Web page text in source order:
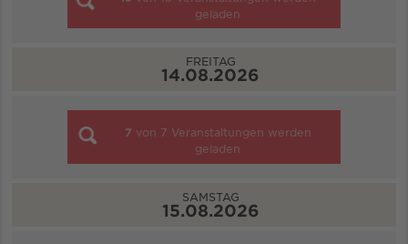
geladen
FREITAG
14.08.2026
7 von 7 Veranstaltungen werden
geladen
SAMSTAG
15.08.2026